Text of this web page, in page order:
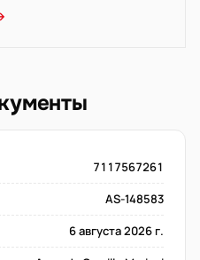
7117567261
AS-148583
6 августа 2026 г.